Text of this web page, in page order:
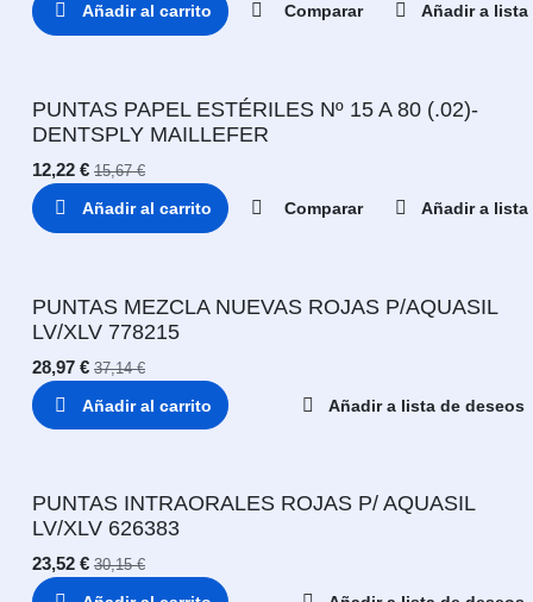
Añadir al carrito Comparar Añadir a lista
PUNTAS PAPEL ESTÉRILES Nº 15 A 80 (.02)-
DENTSPLY MAILLEFER
12,22 € 15,67€
Añadir al carrito Comparar Añadir a lista
PUNTAS MEZCLA NUEVAS ROJAS P/AQUASIL
LV/XLV 778215
28,97 € 37,14€
Añadir al carrito Añadir a lista de deseos
PUNTAS INTRAORALES ROJAS P/ AQUASIL
LV/XLV 626383
23,52 € 30,15€